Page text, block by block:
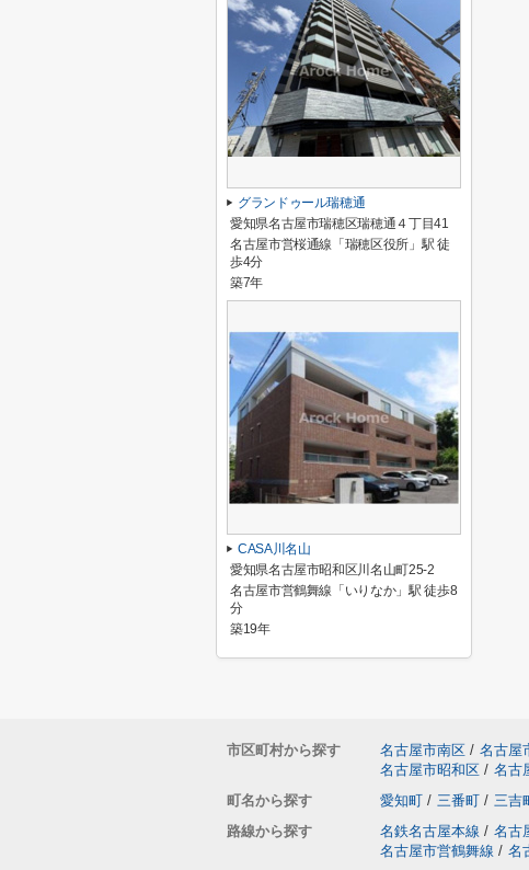
グランドゥール瑞穂通
愛知県名古屋市瑞穂区瑞穂通４丁目41
名古屋市営桜通線「瑞穂区役所」駅 徒
歩4分
築7年
CASA川名山
愛知県名古屋市昭和区川名山町25-2
名古屋市営鶴舞線「いりなか」駅 徒歩8
分
築19年
市区町村から探す 名古屋市南区 / 名古屋
名古屋市昭和区 / 名古
町名から探す
愛知町 / 三番町 / 三吉
路線から探す
名鉄名古屋本線 / 名古
名古屋市営鶴舞線 / 名